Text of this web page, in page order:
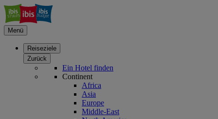
Menü
Reiseziele
Zurück
Ein Hotel finden
Continent
Africa
Asia
Europe
Middle-East